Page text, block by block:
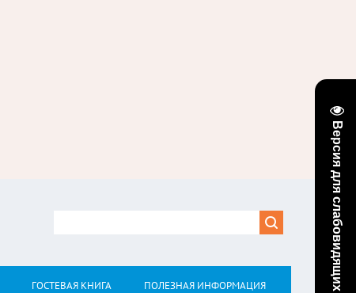
Версия для слабовидящих
ГОСТЕВАЯ КНИГА ПОЛЕЗНАЯ ИНФОРМАЦИЯ